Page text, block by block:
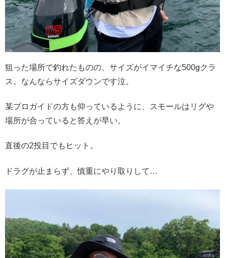
狙った場所で釣れたものの、サイズがイマイチな500gクラ
ス。なんならサイズダウンです泣。
某プロガイドの方も仰っているように、スモールはリグや
場所が合っていると答えが早い。
直後の2投目でもヒット。
ドラグが止まらず、慎重にやり取りして…